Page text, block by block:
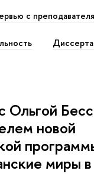
с
Ольгой
новой
миры